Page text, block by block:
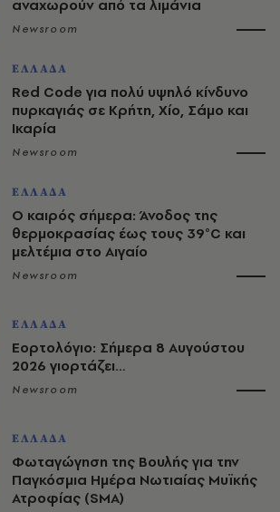
αναχωρούν από τα λιμάνια
Newsroom
ΕΛΛΑΔΑ
Red Code για πολύ υψηλό κίνδυνο
πυρκαγιάς σε Κρήτη, Χίο, Σάμο και
Ικαρία
Newsroom
ΕΛΛΑΔΑ
Ο καιρός σήμερα: Άνοδος της
θερμοκρασίας έως τους 39°C και
μελτέμια στο Αιγαίο
Newsroom
ΕΛΛΑΔΑ
Εορτολόγιο: Σήμερα 8 Αυγούστου
2026 γιορτάζει…
Newsroom
ΕΛΛΑΔΑ
Φωταγώγηση της Βουλής για την
Παγκόσμια Ημέρα Νωτιαίας Μυϊκής
Ατροφίας (SMA)